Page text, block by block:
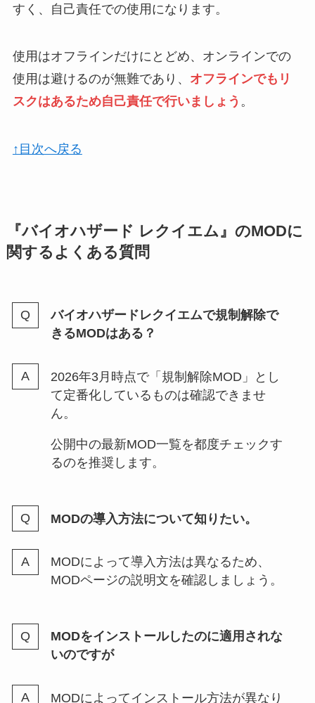
すく、自己責任での使用になります。
使用はオフラインだけにとどめ、オンラインでの
使用は避けるのが無難であり、 オフラインでもリ
スクはあるため自己責任で行いましょう 。
↑目次へ戻る
『バイオハザード レクイエム』のMODに
関するよくある質問
バイオハザードレクイエムで規制解除で
きるMODはある？
2026年3月時点で「規制解除MOD」とし
て定番化しているものは確認できませ
ん。
公開中の最新MOD一覧を都度チェックす
るのを推奨します。
MODの導入方法について知りたい。
MODによって導入方法は異なるため、
MODページの説明文を確認しましょう。
MODをインストールしたのに適用されな
いのですが
MODによってインストール方法が異なり